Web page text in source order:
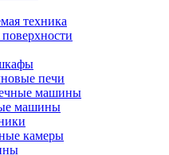
техника
печи
машины
машины
камеры